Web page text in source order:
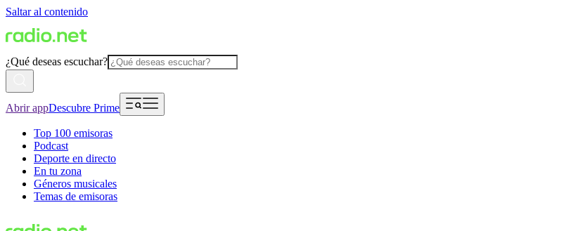
Saltar al contenido
¿Qué deseas escuchar?
Abrir appDescubre Prime
Top 100 emisoras
Podcast
Deporte en directo
En tu zona
Géneros musicales
Temas de emisoras